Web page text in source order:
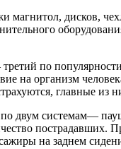
магнитол, дисков,
по
на организм
главные
двум системам—
пострадавших.
на заднем